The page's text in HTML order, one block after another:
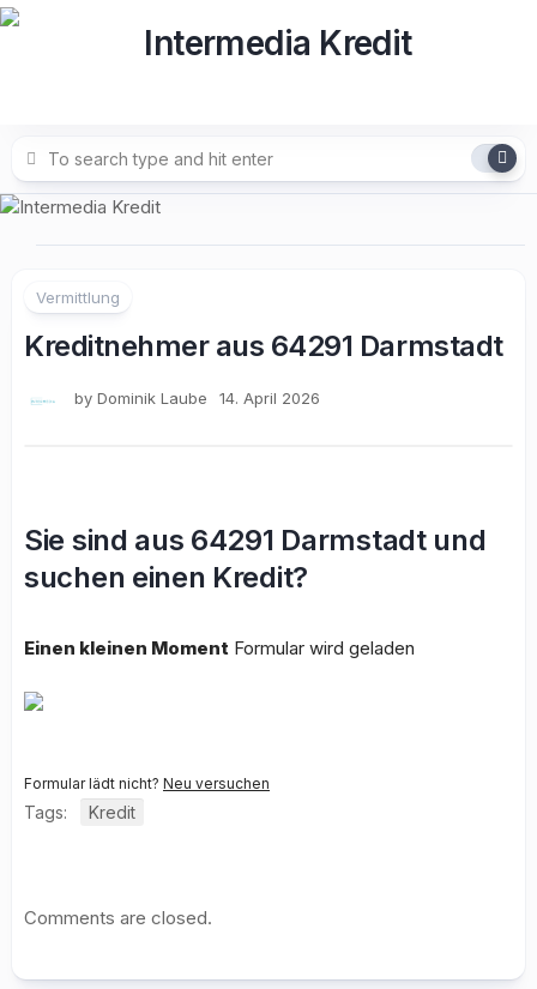
Skip
Vermittlung
Kreditnehmer aus 64291 Darmstadt
by Dominik Laube 14. April 2026
Sie sind aus 64291 Darmstadt und
suchen einen Kredit?
Einen kleinen Moment Formular wird geladen
Formular lädt nicht? Neu versuchen
Tags: Kredit
Comments are closed.